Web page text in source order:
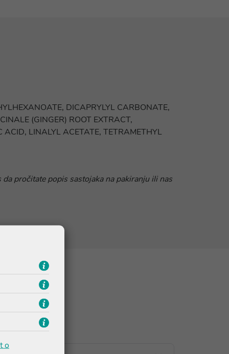
DICAPRYLYL CARBONATE,
(GINGER) ROOT EXTRACT,
ACID, LINALYL ACETATE, TETRAMETHYL
pročitate popis sastojaka na pakiranju ili nas
o